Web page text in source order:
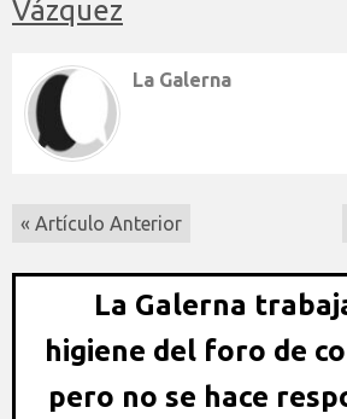
Vázquez
La Galerna
« Artículo Anterior
La Galerna
higiene del foro de
pero no se hace